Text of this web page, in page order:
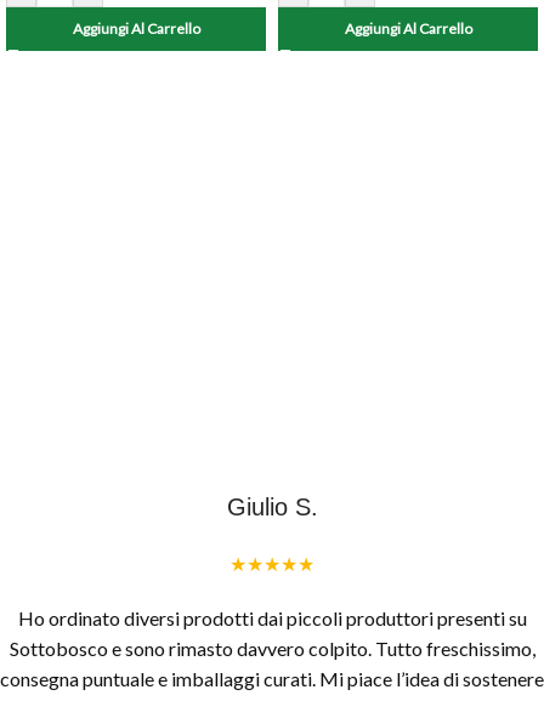
Aggiungi Al Carrello Aggiungi Al Carrello
Giulio S.
★★★★★
Ho ordinato diversi prodotti dai piccoli produttori presenti su
Sottobosco e sono rimasto davvero colpito. Tutto freschissimo,
consegna puntuale e imballaggi curati. Mi piace l’idea di sostenere